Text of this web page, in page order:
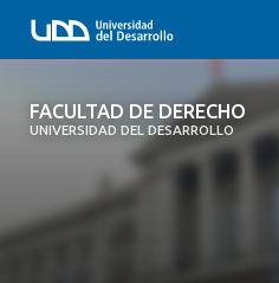
FACULTAD DE DERECHO
UNIVERSIDAD DEL DESARROLLO
FACULTAD DE DERECHO
SOBRE LA FACULTAD